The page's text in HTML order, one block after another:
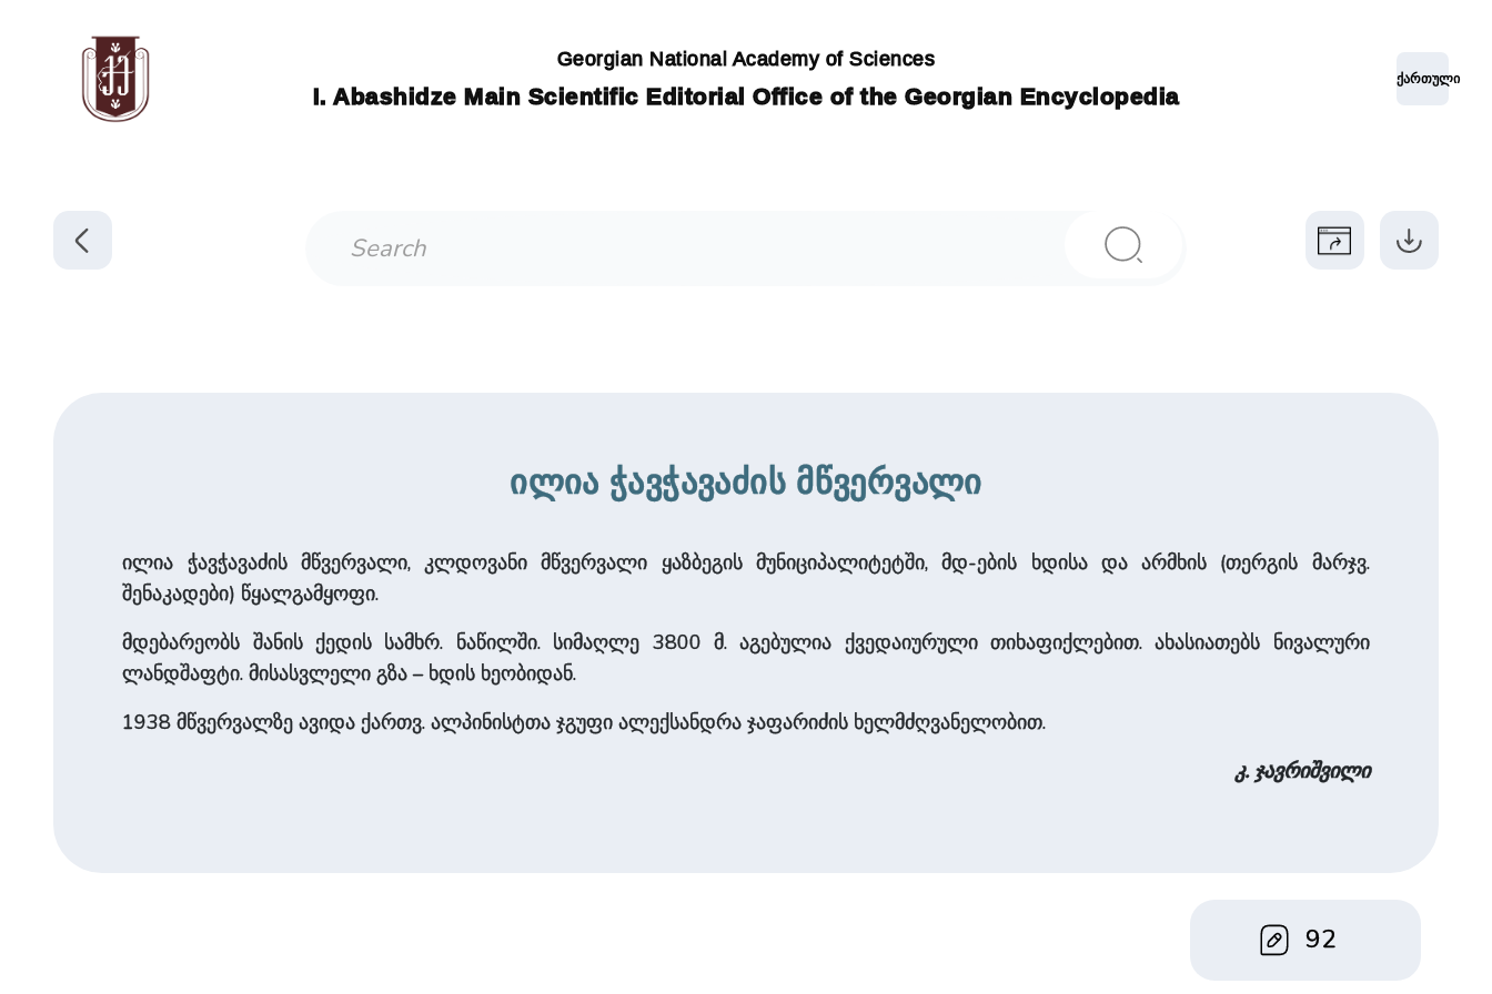
Georgian National Academy of Sciences
I. Abashidze Main Scientific Editorial Office of the Georgian Encyclopedia
ქართული
ილია ჭავჭავაძის მწვერვალი
ილია ჭავჭავაძის მწვერვალი, კლდოვანი მწვერვალი ყაზბეგის მუნიციპალიტეტში, მდ-ების ხდისა და არმხის (თერგის ­მარჯვ.
შენაკადები) წყალგამყო­ფი.
მდებარეობს შანის ქედის სამხრ. ნაწილში. სიმაღლე 3800 მ. აგებულია ქვედაიურული თიხაფიქლებით. ახასიათებს ნივალური
ლანდშაფტი. მისასვლელი გზა – ხდის ხეობიდან.
1938 მწვერვალზე ავიდა ­ქართვ. ალპინისტთა ჯგუფი ალექსანდრა ჯაფარიძის ხელმძღვა­ნელობით.
კ. ჯავრიშვილი
92